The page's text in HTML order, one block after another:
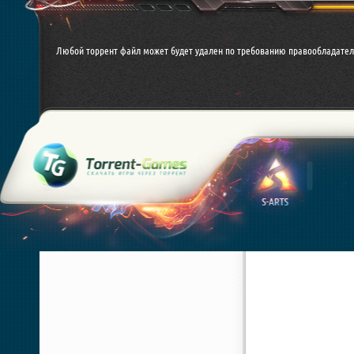
Любой торрент файл может будет удален по требованию